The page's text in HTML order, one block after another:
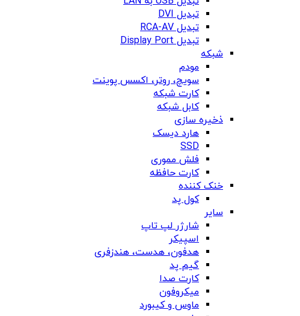
تبدیل DVI
تبدیل RCA-AV
تبدیل Display Port
شبکه
مودم
سویچ، روتر، اکسس پوینت
کارت شبکه
کابل شبکه
ذخیره سازی
هارد دیسک
SSD
فلش مموری
کارت حافظه
خنک کننده
کول پد
سایر
شارژر لپ تاپ
اسپیکر
هدفون، هدست، هندزفری
گیم پد
کارت صدا
میکروفون
ماوس و کیبورد